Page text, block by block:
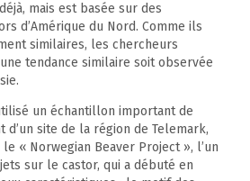
mais est basée sur des
d’Amérique du Nord. Comme ils
similaires, les chercheurs
tendance similaire soit observée
un échantillon important de
d’un site de la région de Telemark,
« Norwegian Beaver Project », l’un
sur le castor, qui a débuté en